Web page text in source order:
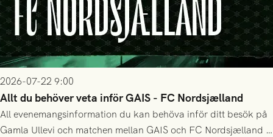
2026-07-22 9:00
Allt du behöver veta inför GAIS - FC Nordsjælland
All evenemangsinformation du kan behöva inför ditt besök på
Gamla Ullevi och matchen mellan GAIS och FC Nordsjælland i